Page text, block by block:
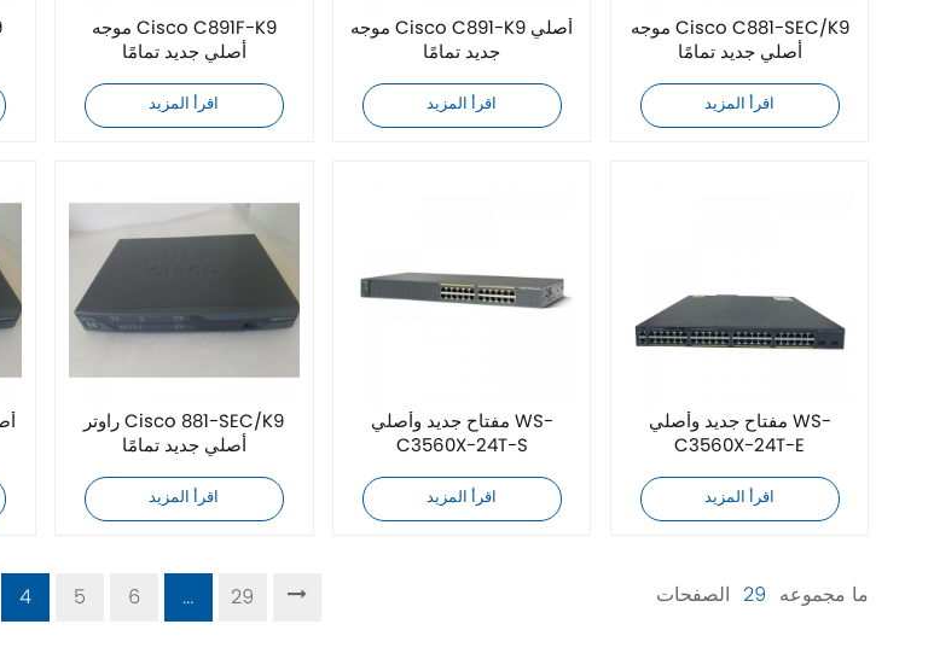
موجه Cisco C891F-K9
أصلي جديد تمامًا
اقرأ المزيد
موجه Cisco C891-K9 أصلي
جديد تمامًا
اقرأ المزيد
موجه Cisco C881-SEC/K9
أصلي جديد تمامًا
اقرأ المزيد
راوتر Cisco 881-SEC/K9
أصلي جديد تمامًا
اقرأ المزيد
مفتاح جديد وأصلي WS-
C3560X-24T-S
اقرأ المزيد
مفتاح جديد وأصلي WS-
C3560X-24T-E
اقرأ المزيد
4 5 6 ... 29 ما مجموعه 29 الصفحات